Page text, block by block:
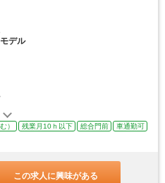
デル
） 残業月10ｈ以下 総合門前
車通勤可
この求人に興味がある